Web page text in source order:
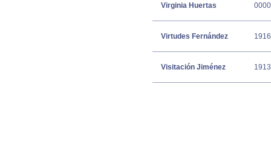
Virginia Huertas
Virtudes Fernández
Visitación Jiménez